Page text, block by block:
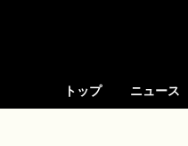
トップ ニュース